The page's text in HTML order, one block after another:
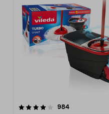
984recensioner